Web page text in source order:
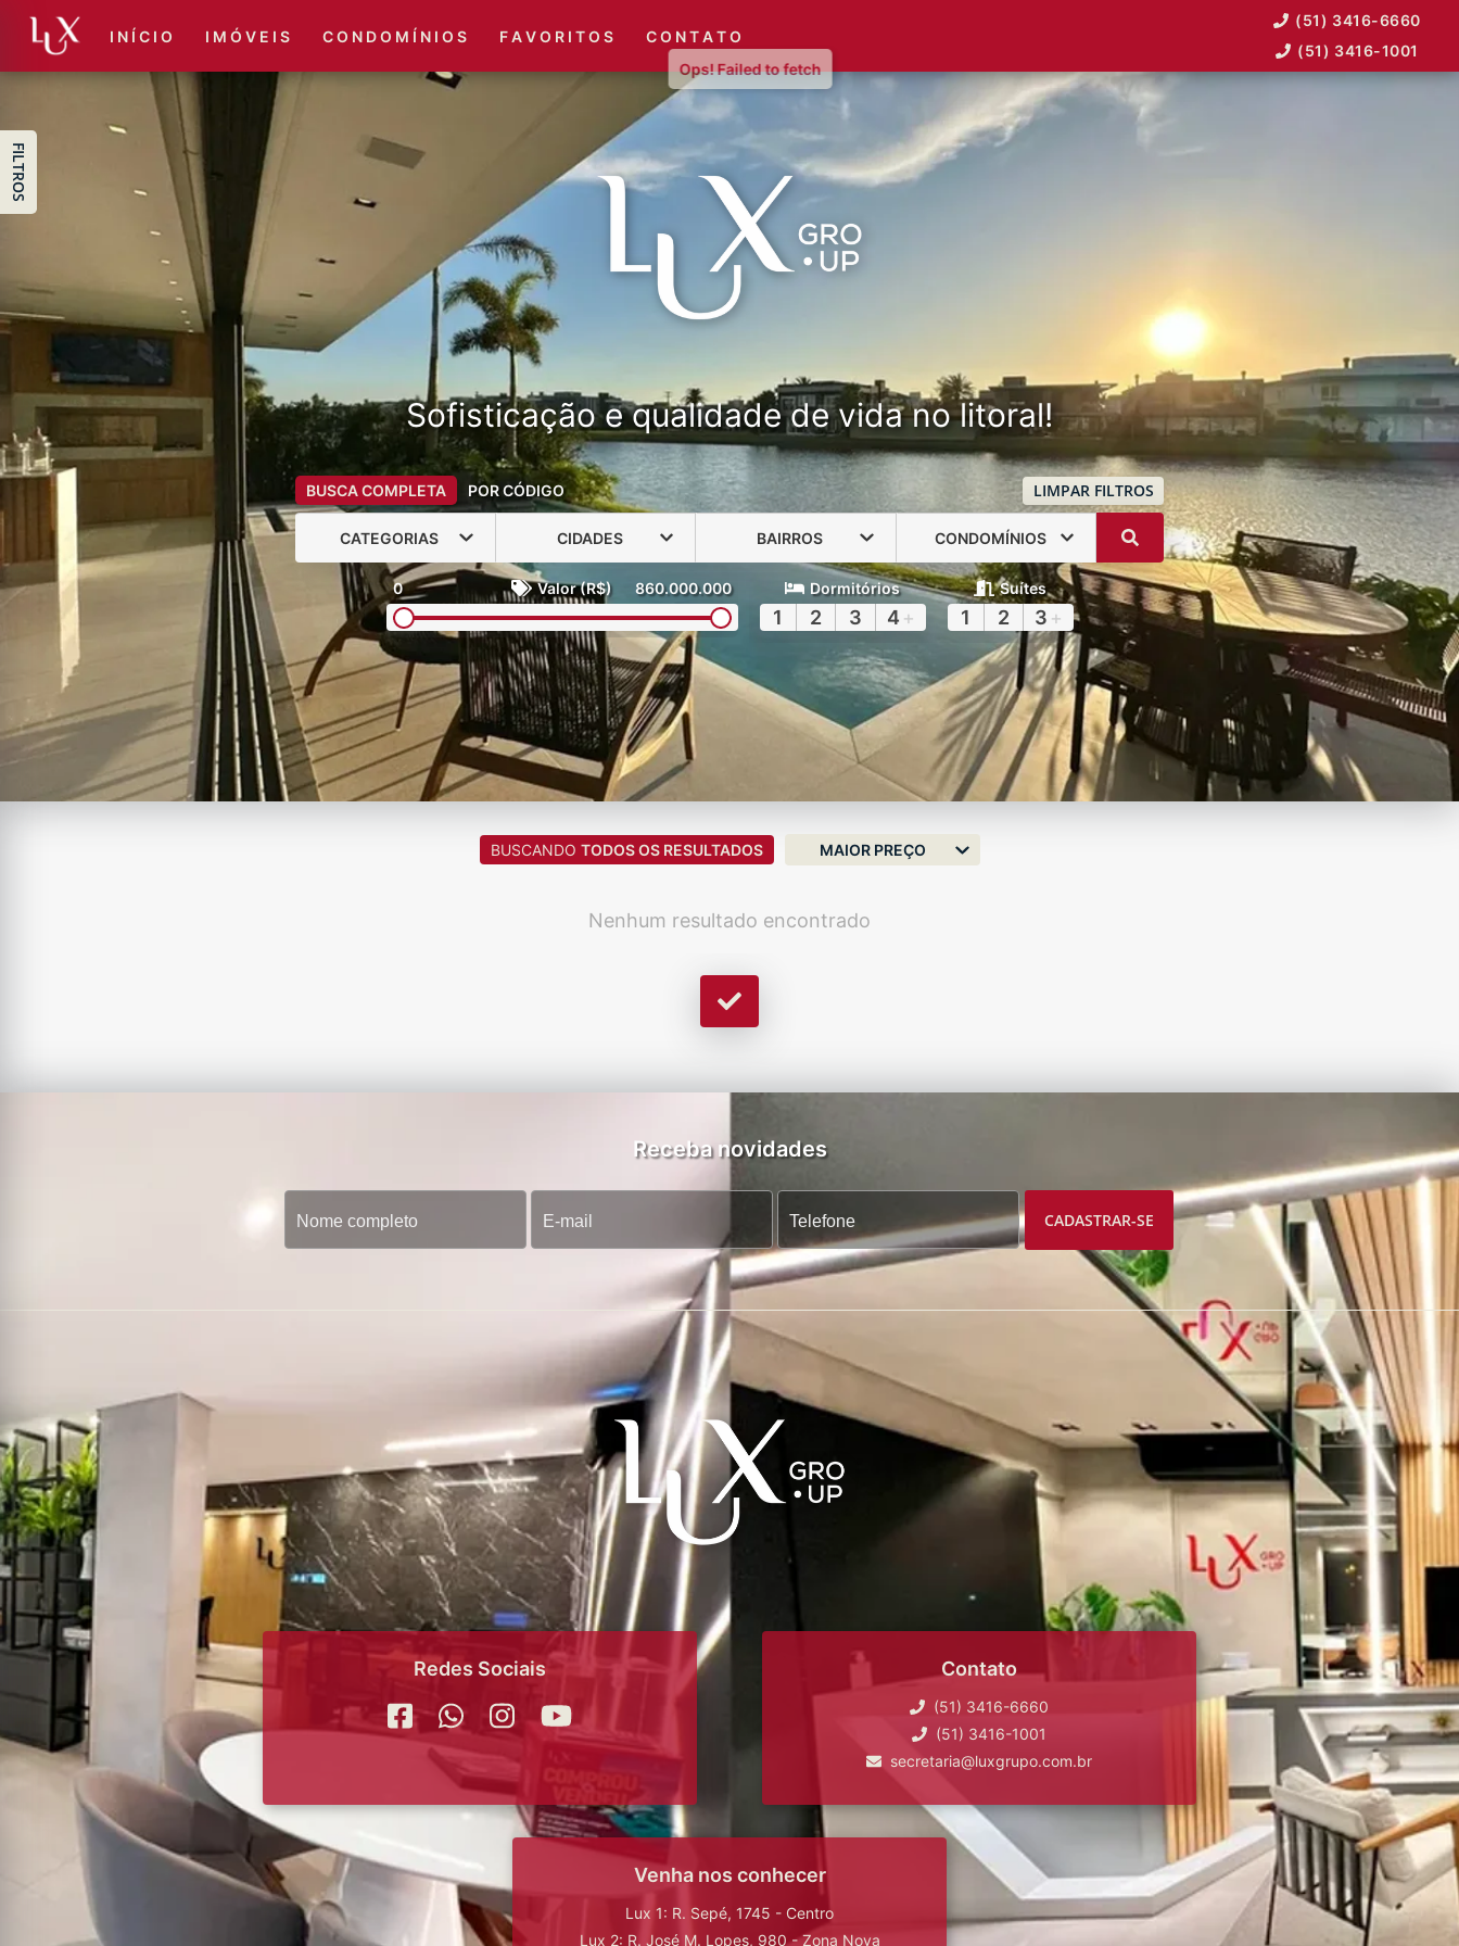
(51) 3416-6660
I N Í C I O I M Ó V E I S C O N D O M Í N I O S F A V O R I T O S C O N T A T O
(51) 3416-6660
(51) 3416-1001
Sofisticação e qualidade de vida no litoral!
BUSCA COMPLETA POR CÓDIGO LIMPAR FILTROS
CATEGORIAS CIDADES BAIRROS CONDOMÍNIOS
0 Valor (R$) 860.000.000 Dormitórios
1 2 3 4 +
Suítes
1 2 3 +
FILTROS
BUSCANDO TODOS OS RESULTADOS MAIOR PREÇO
Nenhum resultado encontrado
Receba novidades
CADASTRAR-SE
Redes Sociais Contato
(51) 3416-6660
(51) 3416-1001
secretaria@luxgrupo.com.br
Venha nos conhecer
Lux 1: R. Sepé, 1745 - Centro
Lux 2: R. José M. Lopes, 980 - Zona Nova